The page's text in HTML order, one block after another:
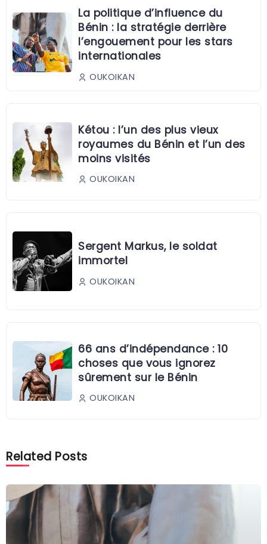
La politique d’influence du
Bénin : la stratégie derrière
l’engouement pour les stars
internationales
OUKOIKAN
Kétou : l’un des plus vieux
royaumes du Bénin et l’un des
moins visités
OUKOIKAN
Sergent Markus, le soldat
immortel
OUKOIKAN
66 ans d’indépendance : 10
choses que vous ignorez
sûrement sur le Bénin
OUKOIKAN
Related Posts